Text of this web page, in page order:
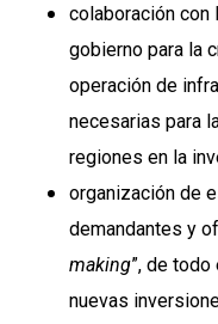
colaboración
gobierno para la
operación de
necesarias para
regiones en la
organización de
demandantes y
making”, de
nuevas